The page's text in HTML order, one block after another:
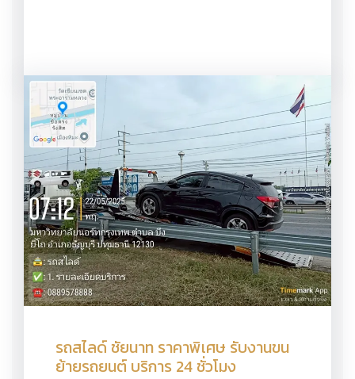
รถสไลด์ ชัยนาท ราคาพิเศษ รับงานขน
ย้ายรถยนต์ บริการ 24 ชั่วโมง